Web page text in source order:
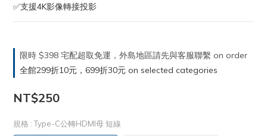
✅支援4K影像轉接投影
限時 $398 宅配超取免運，外島地區請先與客服聯繫 on order
全館299折10元，699折30元 on selected categories
NT$250
規格 : Type-C公轉HDMI母 短線